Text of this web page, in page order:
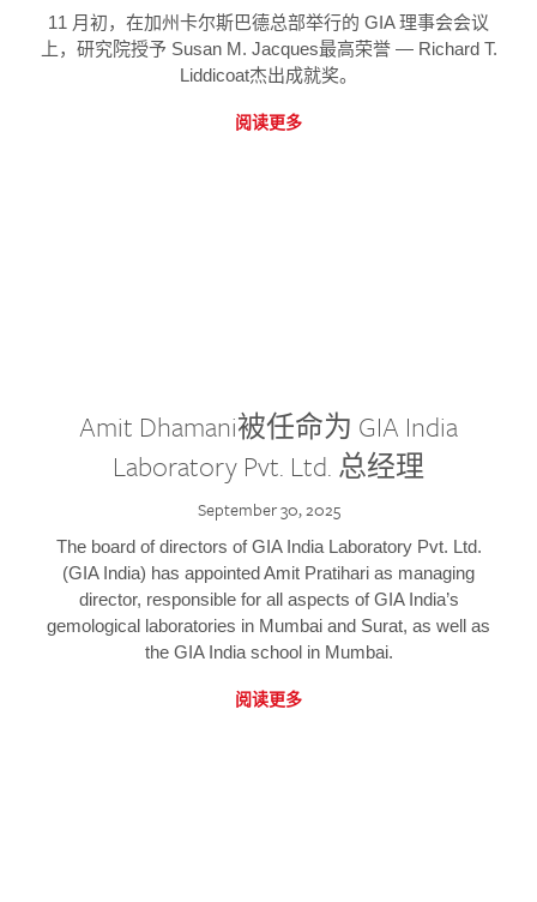
11 月初，在加州卡尔斯巴德总部举行的 GIA 理事会会议
上，研究院授予 Susan M. Jacques最高荣誉 — Richard T.
Liddicoat杰出成就奖。
阅读更多
Amit Dhamani被任命为 GIA India
Laboratory Pvt. Ltd. 总经理
September 30, 2025
The board of directors of GIA India Laboratory Pvt. Ltd.
(GIA India) has appointed Amit Pratihari as managing
director, responsible for all aspects of GIA India’s
gemological laboratories in Mumbai and Surat, as well as
the GIA India school in Mumbai.
阅读更多